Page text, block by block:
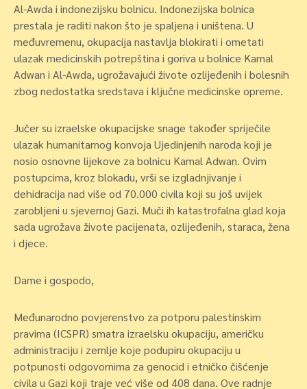
Al-Awda i indonezijsku bolnicu. Indonezijska bolnica
prestala je raditi nakon što je spaljena i uništena. U
međuvremenu, okupacija nastavlja blokirati i ometati
ulazak medicinskih potrepština i goriva u bolnice Kamal
Adwan i Al-Awda, ugrožavajući živote ozlijeđenih i bolesnih
zbog nedostatka sredstava i ključne medicinske opreme.
Jučer su izraelske okupacijske snage također spriječile
ulazak humanitarnog konvoja Ujedinjenih naroda koji je
nosio osnovne lijekove za bolnicu Kamal Adwan. Ovim
postupcima, kroz blokadu, vrši se izgladnjivanje i
dehidracija nad više od 70.000 civila koji su još uvijek
zarobljeni u sjevernoj Gazi. Muči ih katastrofalna glad koja
sada ugrožava živote pacijenata, ozlijeđenih, staraca, žena
i djece.
Dame i gospodo,
Međunarodno povjerenstvo za potporu palestinskim
pravima (ICSPR) smatra izraelsku okupaciju, američku
administraciju i zemlje koje podupiru okupaciju u
potpunosti odgovornima za genocid i etničko čišćenje
civila u Gazi koji traje već više od 408 dana. Ove radnje